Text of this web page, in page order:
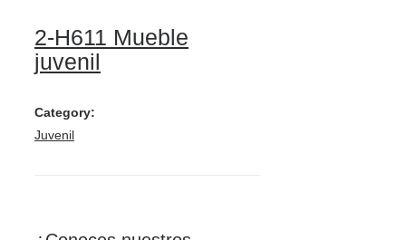
2-H611 Mueble
juvenil
Category:
Juvenil